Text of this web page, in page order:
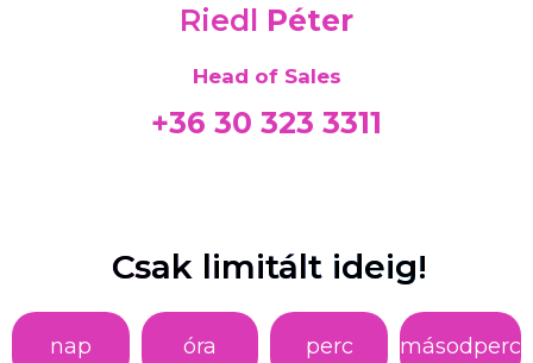
Riedl Péter
Head of Sales
+36 30 323 3311
Csak limitált ideig!
nap óra perc másodperc